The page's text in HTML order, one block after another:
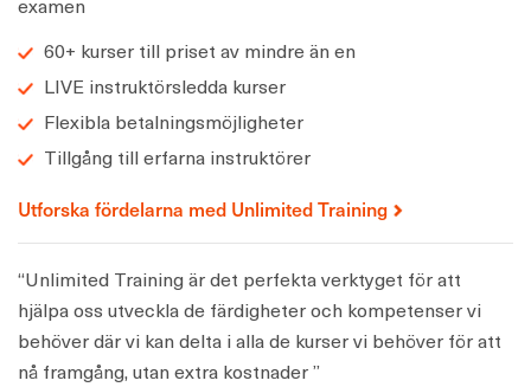
60+ kurser till priset av mindre än en
LIVE instruktörsledda kurser
Flexibla betalningsmöjligheter
Tillgång till erfarna instruktörer
Utforska fördelarna med Unlimited Training
“Unlimited Training är det perfekta verktyget för att
hjälpa oss utveckla de färdigheter och kompetenser vi
behöver där vi kan delta i alla de kurser vi behöver för att
nå framgång, utan extra kostnader ”